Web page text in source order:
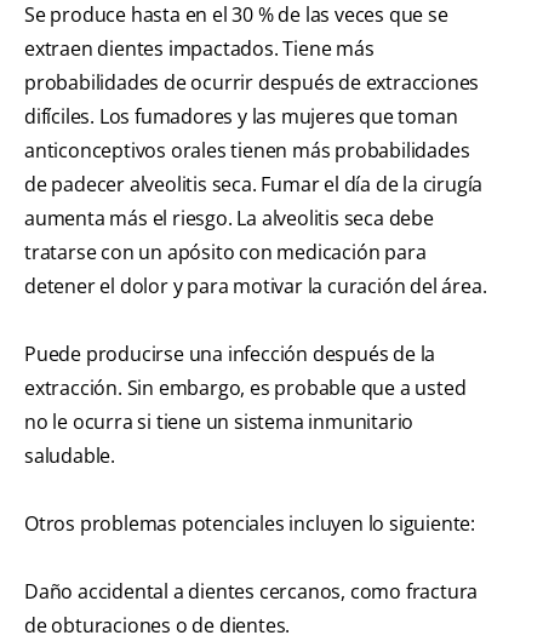
Se produce hasta en el 30 % de las veces que se
extraen dientes impactados. Tiene más
probabilidades de ocurrir después de extracciones
difíciles. Los fumadores y las mujeres que toman
anticonceptivos orales tienen más probabilidades
de padecer alveolitis seca. Fumar el día de la cirugía
aumenta más el riesgo. La alveolitis seca debe
tratarse con un apósito con medicación para
detener el dolor y para motivar la curación del área.
Puede producirse una infección después de la
extracción. Sin embargo, es probable que a usted
no le ocurra si tiene un sistema inmunitario
saludable.
Otros problemas potenciales incluyen lo siguiente:
Daño accidental a dientes cercanos, como fractura
de obturaciones o de dientes.